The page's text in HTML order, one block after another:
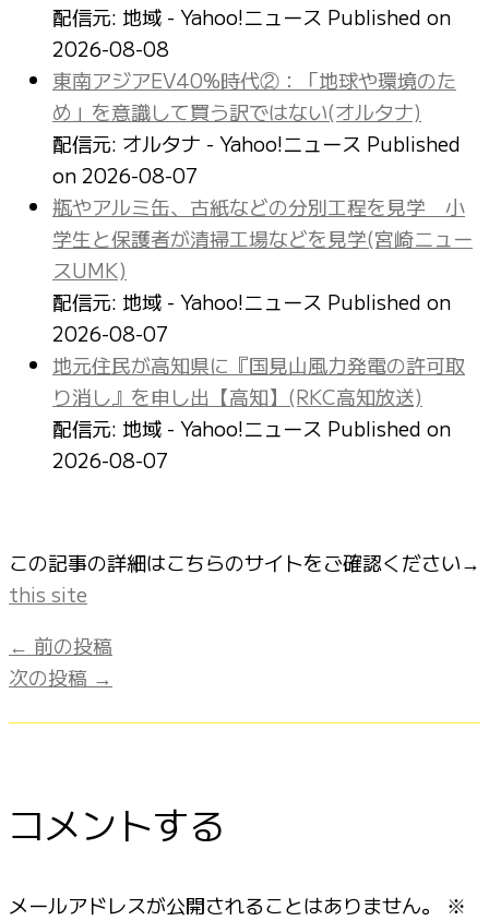
配信元: 地域 - Yahoo!ニュース Published on
2026-08-08
東南アジアEV40%時代②：「地球や環境のた
め」を意識して買う訳ではない(オルタナ)
配信元: オルタナ - Yahoo!ニュース Published
on 2026-08-07
瓶やアルミ缶、古紙などの分別工程を見学 小
学生と保護者が清掃工場などを見学(宮崎ニュー
スUMK)
配信元: 地域 - Yahoo!ニュース Published on
2026-08-07
地元住民が高知県に『国見山風力発電の許可取
り消し』を申し出【高知】(RKC高知放送)
配信元: 地域 - Yahoo!ニュース Published on
2026-08-07
この記事の詳細はこちらのサイトをご確認ください→
this site
← 前の投稿
次の投稿 →
コメントする
メールアドレスが公開されることはありません。
※